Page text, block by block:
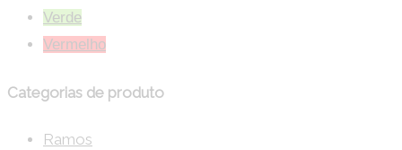
Verde
Vermelho
Categorias de produto
Ramos